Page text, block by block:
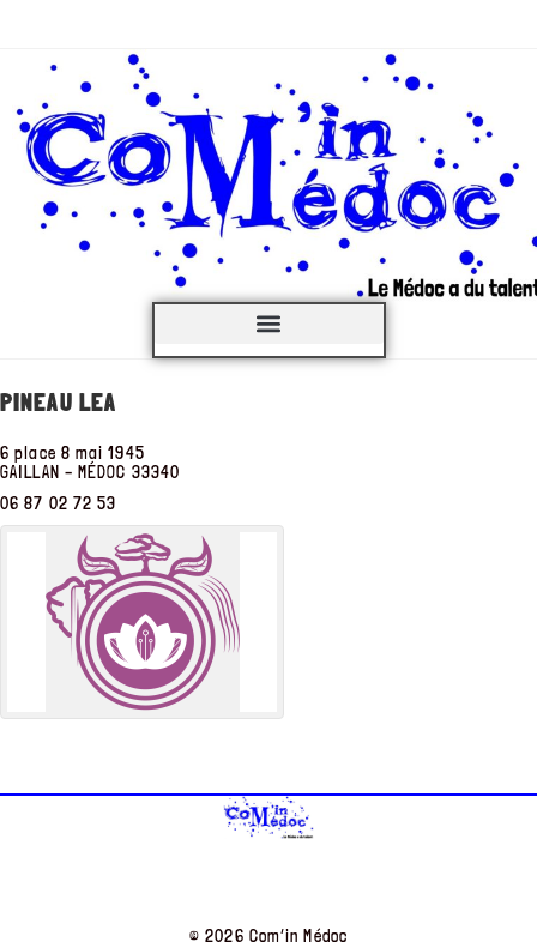
PINEAU LEA
6 place 8 mai 1945
GAILLAN – MÉDOC 33340
06 87 02 72 53
© 2026 Com’in Médoc